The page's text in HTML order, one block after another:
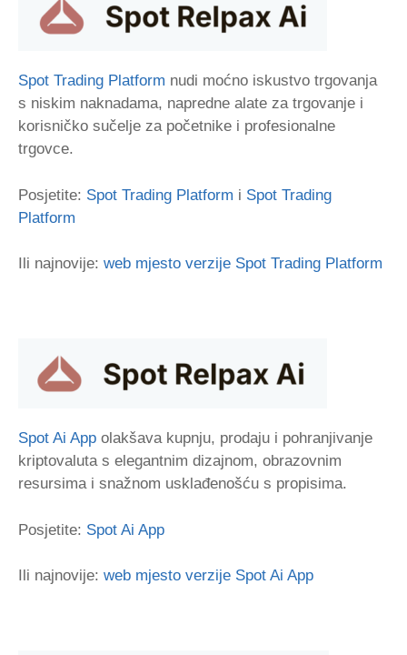
Spot Trading Platform nudi moćno iskustvo trgovanja
s niskim naknadama, napredne alate za trgovanje i
korisničko sučelje za početnike i profesionalne
trgovce.
Posjetite: Spot Trading Platform i Spot Trading
Platform
Ili najnovije: web mjesto verzije Spot Trading Platform
Spot Ai App olakšava kupnju, prodaju i pohranjivanje
kriptovaluta s elegantnim dizajnom, obrazovnim
resursima i snažnom usklađenošću s propisima.
Posjetite: Spot Ai App
Ili najnovije: web mjesto verzije Spot Ai App